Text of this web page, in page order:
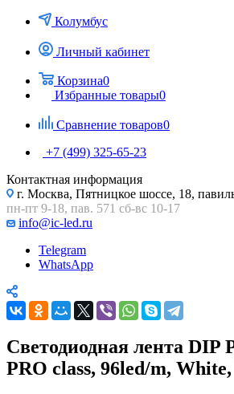
Колумбус
Личный кабинет
Корзина0
Избранные товары0
Сравнение товаров0
+7 (499) 325-65-23
Контактная информация
г. Москва, Пятницкое шоссе, 18,
пн-пт 9-18, пав. 571 сб-вс 10-17
info@ic-led.ru
Telegram
WhatsApp
Светодиодная лента DIP
PRO class, 96led/m,